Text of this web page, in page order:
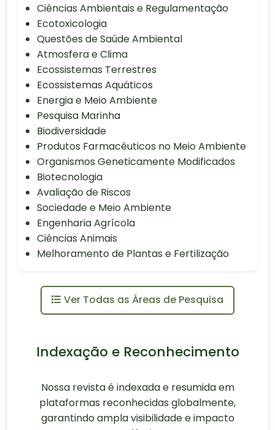
Ciências Ambientais e Regulamentação
Ecotoxicologia
Questões de Saúde Ambiental
Atmosfera e Clima
Ecossistemas Terrestres
Ecossistemas Aquáticos
Energia e Meio Ambiente
Pesquisa Marinha
Biodiversidade
Produtos Farmacêuticos no Meio Ambiente
Organismos Geneticamente Modificados
Biotecnologia
Avaliação de Riscos
Sociedade e Meio Ambiente
Engenharia Agrícola
Ciências Animais
Melhoramento de Plantas e Fertilização
Ver Todas as Áreas de Pesquisa
Indexação e Reconhecimento
Nossa revista é indexada e resumida em
plataformas reconhecidas globalmente,
garantindo ampla visibilidade e impacto